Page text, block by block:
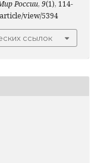
России, 9(1), 114-
view/5394
ссылок